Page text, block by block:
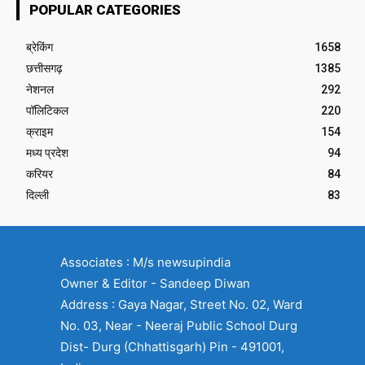
POPULAR CATEGORIES
ब्रेकिंग
1658
छत्तीसगढ़
1385
नेशनल
292
पॉलिटिकल
220
क्राइम
154
मध्य प्रदेश
94
करियर
84
दिल्ली
83
Associates : M/s newsupindia
Owner & Editor - Sandeep Diwan
Address : Gaya Nagar, Street No. 02, Ward
No. 03, Near - Neeraj Public School Durg
Dist- Durg (Chhattisgarh) Pin - 491001,